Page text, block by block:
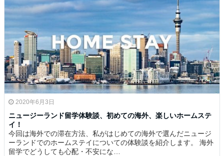
2020年6月3日
ニュージーランド留学体験談、初めての海外、楽しいホームステ
イ！
今回は海外での滞在方法、私がはじめての海外で選んだニュージ
ーランドでのホームステイについての体験談を紹介します。 海外
留学でどうしても心配・不安にな…